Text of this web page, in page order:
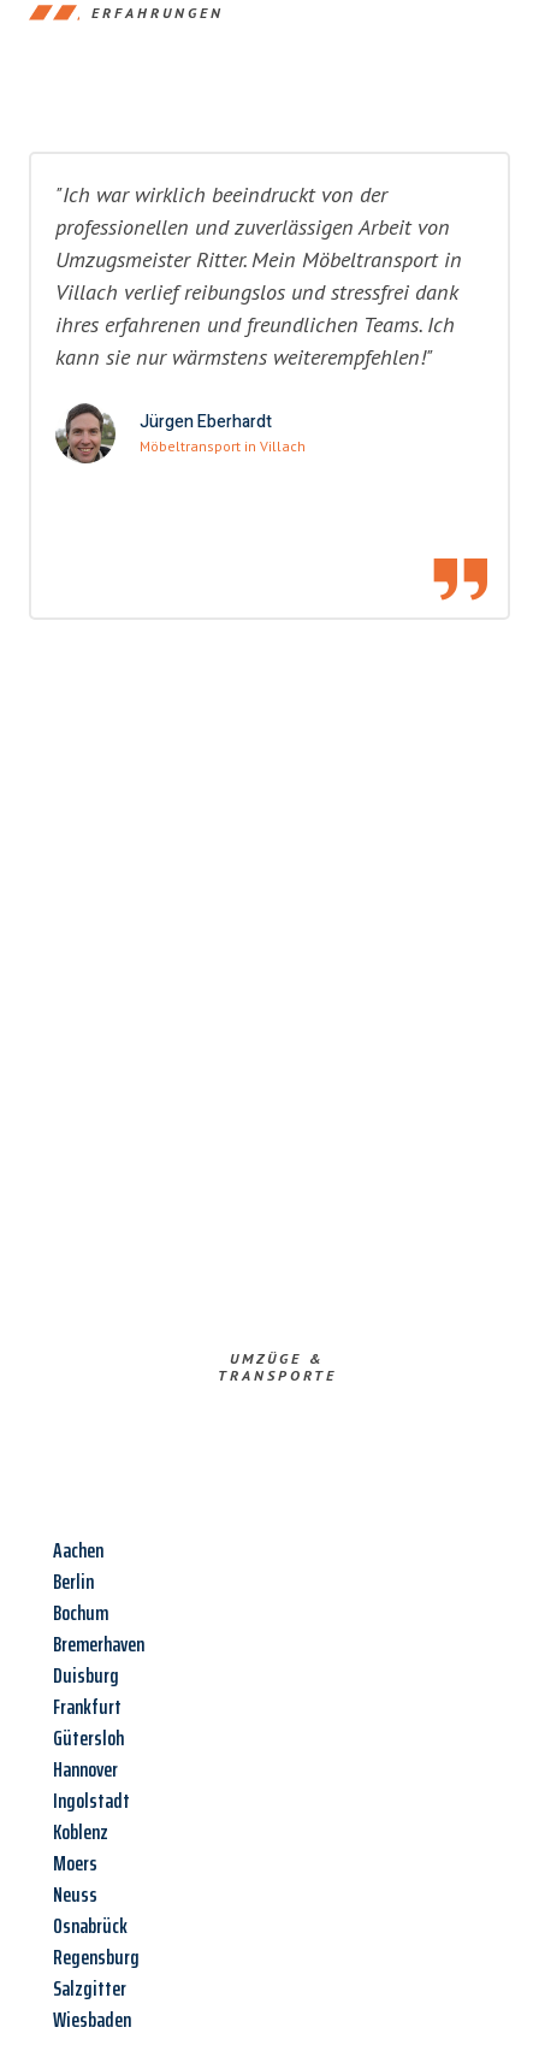
ERFAHRUNGEN
"Ich war wirklich beeindruckt von der
professionellen und zuverlässigen Arbeit von
Umzugsmeister Ritter. Mein Möbeltransport in
Villach verlief reibungslos und stressfrei dank
ihres erfahrenen und freundlichen Teams. Ich
kann sie nur wärmstens weiterempfehlen!"
Jürgen Eberhardt
Möbeltransport in Villach
UMZÜGE &
TRANSPORTE
Aachen
Berlin
Bochum
Bremerhaven
Duisburg
Frankfurt
Gütersloh
Hannover
Ingolstadt
Koblenz
Moers
Neuss
Osnabrück
Regensburg
Salzgitter
Wiesbaden